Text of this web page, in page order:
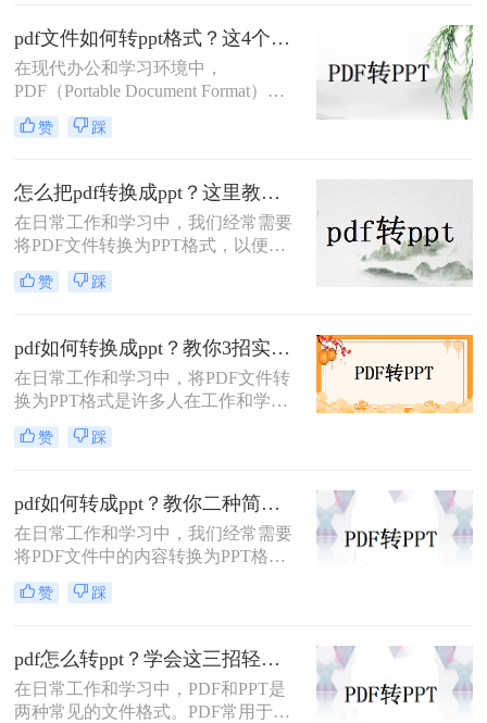
用，但PPT（PowerPoint）则因其动态
演示功能而备受青睐。那么pdf怎么转
换成ppt呢？本文将介绍三种将PDF转
换为PPT的高效方法，帮助您轻松完
成格式转换。
pdf文件如何转ppt格式？这4个方法请收好！方便又好用！
在现代办公和学习环境中，
PDF（Portable Document Format）因
其出色的跨平台兼容性和保持文档格
式不变的能力而广受欢迎。然而，在
件中的内容转换成PPT（PowerPoint
Presentation）格式，以便进行演示或
进一步编辑。那么pdf文件如何转ppt
格式呢？本文将详细介绍几种将PDF
文件转换为PPT格式的有效方法，帮
助您轻松应对这一需求。
赞 踩
怎么把pdf转换成ppt？这里教你这四种方法！
在日常工作和学习中，我们经常需要
将PDF文件转换为PPT格式，以便更
好地进行演示和编辑。那么怎么把
PDF转换成PPT呢？以下将介绍三种
PDF到PPT的转换。
赞 踩
pdf如何转换成ppt？教你3招实用方法轻松搞定！
在日常工作和学习中，将PDF文件转
换为PPT格式是许多人在工作和学习
中常遇到的需求，特别是当需要将
PDF中的内容进行编辑、演示或分享
文将介绍三种常用的PDF转PPT的方
法。
赞 踩
pdf如何转成ppt？教你二种简单实用的转换方法!
在日常工作和学习中，我们经常需要
将PDF文件中的内容转换为PPT格
式，以便于演示和分享。那么PDF如
何转成PPT呢？以下是两种常用的方
换。
赞 踩
pdf怎么转ppt？学会这三招轻松搞定转换！
在日常工作和学习中，PDF和PPT是
两种常见的文件格式。PDF常用于文